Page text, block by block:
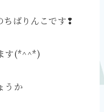
ちばりんこです❢
す(*^^*)
うか